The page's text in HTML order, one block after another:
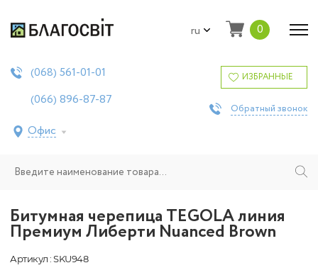
ru 0
(068) 561-01-01
(066) 896-87-87
Офис
ИЗБРАННЫЕ
Обратный звонок
Битумная черепица TEGOLA линия
Премиум Либерти Nuanced Brown
Артикул : SKU948